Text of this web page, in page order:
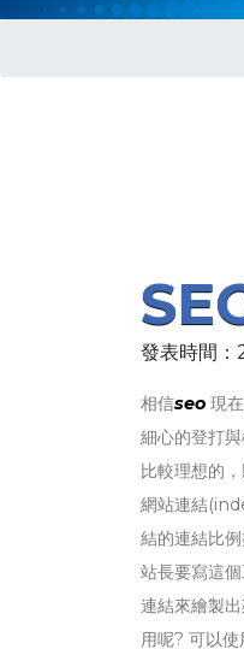
發表時間：
相信seo 現
細心的登打
比較理想的
網站連結
結的連結比
站長要寫這
連結來繪製
用呢? 可以